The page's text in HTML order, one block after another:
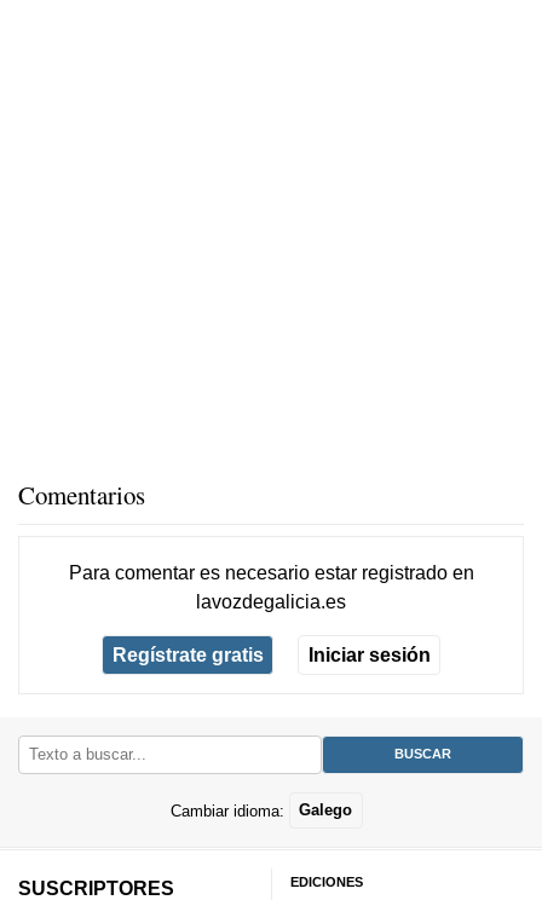
Comentarios
Para comentar es necesario estar registradoen
lavozdegalicia.es
Regístrate gratis Iniciar sesión
Cambiar idioma: Galego
SUSCRIPTORES
EDICIONES